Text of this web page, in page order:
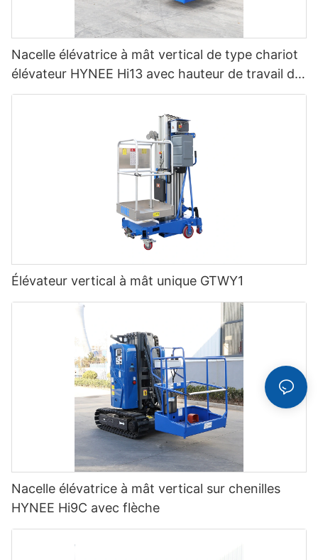
Nacelle élévatrice à mât vertical de type chariot
élévateur HYNEE Hi13 avec hauteur de travail de
12,65 m
Élévateur vertical à mât unique GTWY1
Nacelle élévatrice à mât vertical sur chenilles
HYNEE Hi9C avec flèche